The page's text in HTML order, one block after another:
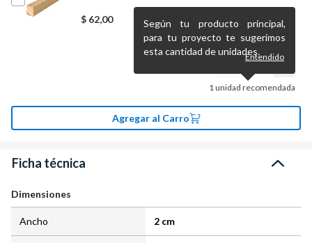
$ 62,00
1unidad recomendada
Según tu producto principal,
para tu proyecto te sugerimos
esta cantidad de unidades.Entendido
Agregar al Carro
Ficha técnica
Dimensiones
Ancho 2 cm